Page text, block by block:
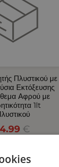
Πλυστικού με
Εκτόξευσης
Αφρού με
1lt
€